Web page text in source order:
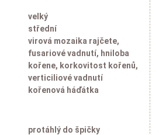
velký
střední
virová mozaika rajčete,
fusariové vadnutí, hniloba
kořene, korkovitost kořenů,
verticiliové vadnutí
kořenová háďátka
protáhlý do špičky